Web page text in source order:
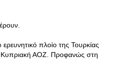
πλοίο της Τουρκίας
Κυπριακή ΑΟΖ. Προφανώς στη